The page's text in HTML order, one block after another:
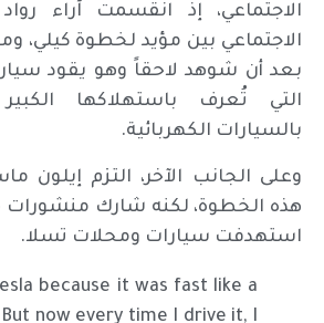
الاجتماعي، إذ انقسمت آراء
الاجتماعي بين مؤيد لخطوة كيلي،
بعد أن شوهد لاحقاً وهو يقود
التي تُعرف باستهلاكها
بالسيارات الكهربائية.
وعلى الجانب الآخر، التزم
هذه الخطوة، لكنه شارك منشورات
استهدفت سيارات ومحلات تسلا.
because it was fast like a
now every time I drive it, I